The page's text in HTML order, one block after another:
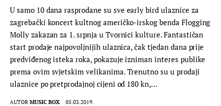
U samo 10 dana rasprodane su sve early bird ulaznice za
zagrebački koncert kultnog američko-irskog benda Flogging
Molly zakazan za 1. srpnja u Tvornici kulture. Fantastičan
start prodaje najpovoljnijih ulaznica, čak tjedan dana prije
predviđenog isteka roka, pokazuje izniman interes publike
prema ovim svjetskim velikanima. Trenutno su u prodaji
ulaznice po pretprodajnoj cijeni od 180 kn,…
AUTOR MUSIC BOX 05.03.2019.